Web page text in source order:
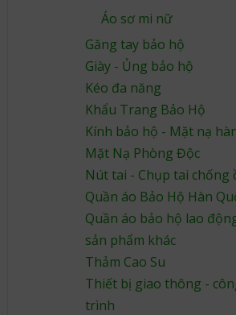
Áo sơ mi nữ
Găng tay bảo hộ
Giày - Ủng bảo hộ
Kéo đa năng
Khẩu Trang Bảo Hộ
Kính bảo hộ - Mặt nạ
Mặt Nạ Phòng Độc
Nút tai - Chụp tai chống
Quần áo Bảo Hộ Hàn
Quần áo bảo hộ lao
sản phẩm khác
Thảm Cao Su
Thiết bị giao thông -
trình